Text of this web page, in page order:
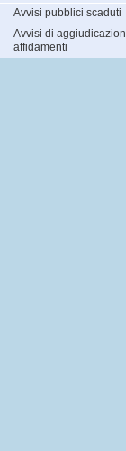
Avvisi pubblici scaduti
Avvisi di
affidamenti